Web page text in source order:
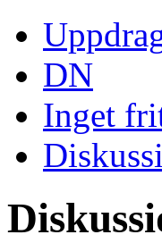
DN
Inget